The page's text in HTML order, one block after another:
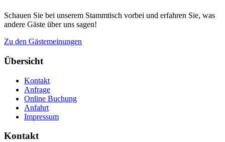
Schauen Sie bei unserem Stammtisch vorbei und erfahren Sie, was
andere Gäste über uns sagen!
Zu den Gästemeinungen
Übersicht
Kontakt
Anfrage
Online Buchung
Anfahrt
Impressum
Kontakt